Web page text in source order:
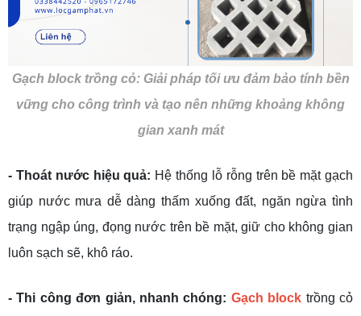
Gạch block trồng cỏ: Giải pháp tối ưu đảm bảo tính bền
vững cho công trình và tạo nên những khoảng không
gian xanh mát
- Thoát nước hiệu quả: Hệ thống lỗ rỗng trên bề mặt gạch
giúp nước mưa dễ dàng thấm xuống đất, ngăn ngừa tình
trạng ngập úng, đọng nước trên bề mặt, giữ cho không gian
luôn sạch sẽ, khô ráo.
- Thi công đơn giản, nhanh chóng: Gạch block trồng cỏ